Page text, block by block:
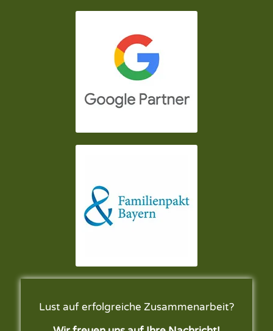
Lust auf erfolgreiche Zusammenarbeit?